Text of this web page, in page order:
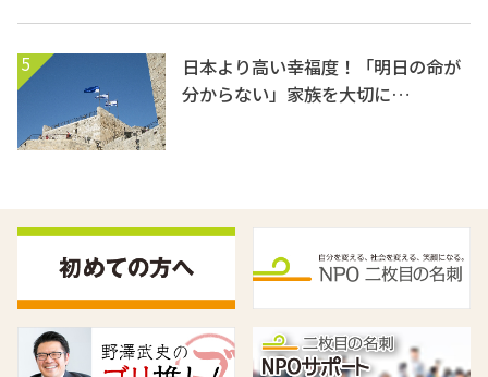
5
日本より高い幸福度！「明日の命が
分からない」家族を大切に…